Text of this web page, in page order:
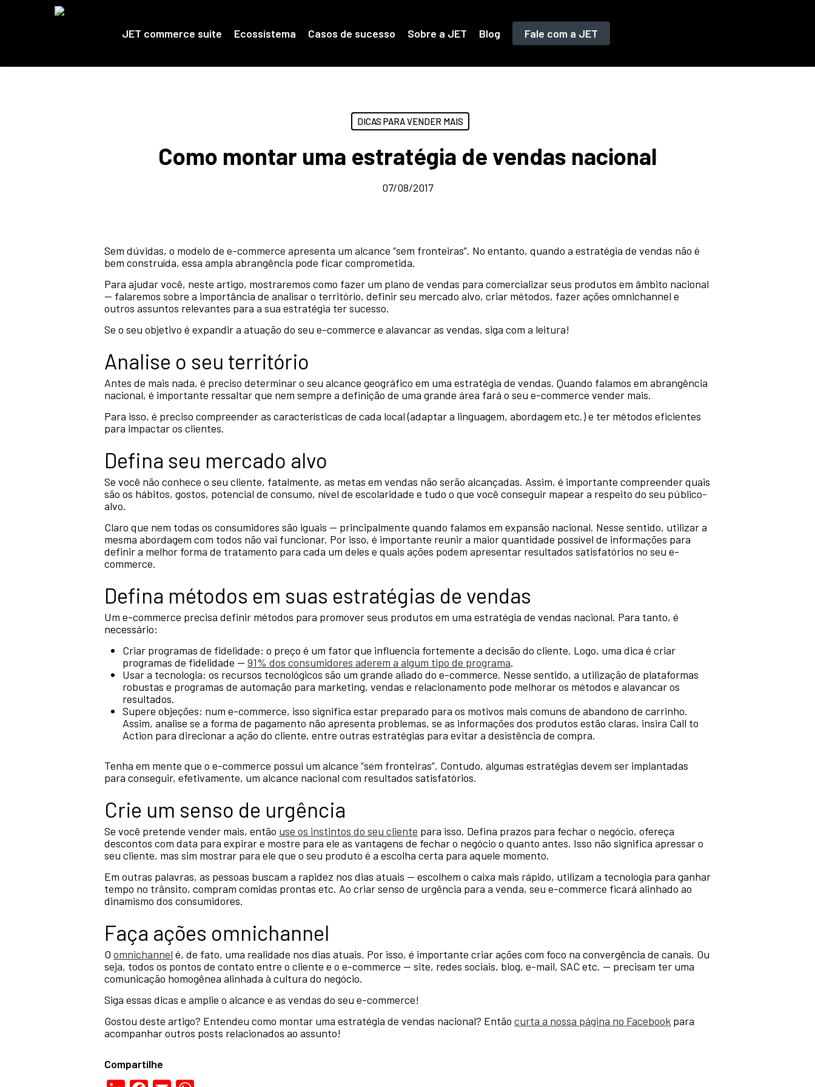
JET commerce suite Ecossistema Casos de sucesso Sobre a JET Blog Fale com a JET
DICAS PARA VENDER MAIS
Como montar uma estratégia de vendas nacional
07/08/2017
Sem dúvidas, o modelo de e-commerce apresenta um alcance “sem fronteiras”. No entanto, quando a estratégia de vendas não é
bem construída, essa ampla abrangência pode ficar comprometida.
Para ajudar você, neste artigo, mostraremos como fazer um plano de vendas para comercializar seus produtos em âmbito nacional
— falaremos sobre a importância de analisar o território, definir seu mercado alvo, criar métodos, fazer ações omnichannel e
outros assuntos relevantes para a sua estratégia ter sucesso.
Se o seu objetivo é expandir a atuação do seu e-commerce e alavancar as vendas, siga com a leitura!
Analise o seu território
Antes de mais nada, é preciso determinar o seu alcance geográfico em uma estratégia de vendas. Quando falamos em abrangência
nacional, é importante ressaltar que nem sempre a definição de uma grande área fará o seu e-commerce vender mais.
Para isso, é preciso compreender as características de cada local (adaptar a linguagem, abordagem etc.) e ter métodos eficientes
para impactar os clientes.
Defina seu mercado alvo
Se você não conhece o seu cliente, fatalmente, as metas em vendas não serão alcançadas. Assim, é importante compreender quais
são os hábitos, gostos, potencial de consumo, nível de escolaridade e tudo o que você conseguir mapear a respeito do seu público-
alvo.
Claro que nem todas os consumidores são iguais — principalmente quando falamos em expansão nacional. Nesse sentido, utilizar a
mesma abordagem com todos não vai funcionar. Por isso, é importante reunir a maior quantidade possível de informações para
definir a melhor forma de tratamento para cada um deles e quais ações podem apresentar resultados satisfatórios no seu e-
commerce.
Defina métodos em suas estratégias de vendas
Um e-commerce precisa definir métodos para promover seus produtos em uma estratégia de vendas nacional. Para tanto, é
necessário:
Criar programas de fidelidade: o preço é um fator que influencia fortemente a decisão do cliente. Logo, uma dica é criar
programas de fidelidade — 91% dos consumidores aderem a algum tipo de programa.
Usar a tecnologia: os recursos tecnológicos são um grande aliado do e-commerce. Nesse sentido, a utilização de plataformas
robustas e programas de automação para marketing, vendas e relacionamento pode melhorar os métodos e alavancar os
resultados.
Supere objeções: num e-commerce, isso significa estar preparado para os motivos mais comuns de abandono de carrinho.
Assim, analise se a forma de pagamento não apresenta problemas, se as informações dos produtos estão claras, insira Call to
Action para direcionar a ação do cliente, entre outras estratégias para evitar a desistência de compra.
Tenha em mente que o e-commerce possui um alcance “sem fronteiras”. Contudo, algumas estratégias devem ser implantadas
para conseguir, efetivamente, um alcance nacional com resultados satisfatórios.
Crie um senso de urgência
Se você pretende vender mais, então use os instintos do seu cliente para isso. Defina prazos para fechar o negócio, ofereça
descontos com data para expirar e mostre para ele as vantagens de fechar o negócio o quanto antes. Isso não significa apressar o
seu cliente, mas sim mostrar para ele que o seu produto é a escolha certa para aquele momento.
Em outras palavras, as pessoas buscam a rapidez nos dias atuais — escolhem o caixa mais rápido, utilizam a tecnologia para ganhar
tempo no trânsito, compram comidas prontas etc. Ao criar senso de urgência para a venda, seu e-commerce ficará alinhado ao
dinamismo dos consumidores.
Faça ações omnichannel
O omnichannel é, de fato, uma realidade nos dias atuais. Por isso, é importante criar ações com foco na convergência de canais. Ou
seja, todos os pontos de contato entre o cliente e o e-commerce — site, redes sociais, blog, e-mail, SAC etc. — precisam ter uma
comunicação homogênea alinhada à cultura do negócio.
Siga essas dicas e amplie o alcance e as vendas do seu e-commerce!
Gostou deste artigo? Entendeu como montar uma estratégia de vendas nacional? Então curta a nossa página no Facebook para
acompanhar outros posts relacionados ao assunto!
Compartilhe